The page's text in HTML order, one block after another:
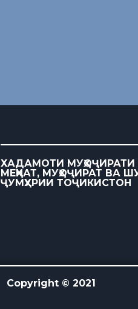
ХАДАМОТИ МУҲОҶИРАТИ
МЕҲНАТ, МУҲОҶИРАТ ВА
ҶУМҲУРИИ ТОҶИКИСТОН
Copyright © 2021